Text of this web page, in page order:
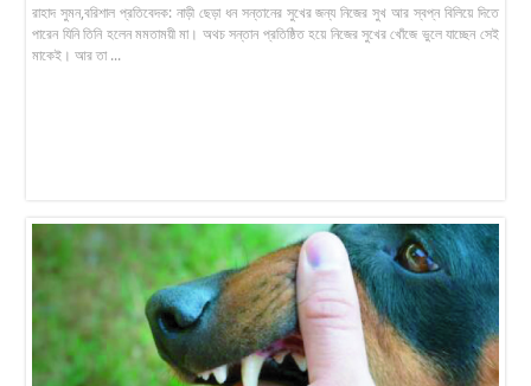
রাহাদ সুমন,বরিশাল প্রতিবেদক: নাড়ী ছেড়া ধন সন্তানের সুখের জন্য নিজের সুখ আর স্বপ্ন বিলিয়ে দিতে
পারেন যিনি তিনি হলেন মমতাময়ী মা। অথচ সন্তান প্রতিষ্ঠিত হয়ে নিজের সুখের খোঁজে ভুলে যাচ্ছেন সেই
মাকেই। আর তা ...